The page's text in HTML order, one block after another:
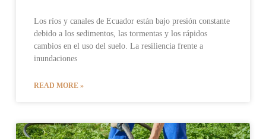
Los ríos y canales de Ecuador están bajo presión constante
debido a los sedimentos, las tormentas y los rápidos
cambios en el uso del suelo. La resiliencia frente a
inundaciones
READ MORE »